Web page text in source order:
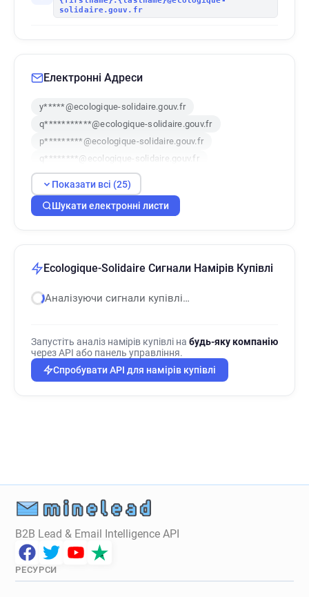
solidaire.gouv.fr
Електронні Адреси
y*****@ecologique-solidaire.gouv.fr
q***********@ecologique-solidaire.gouv.fr
p*********@ecologique-solidaire.gouv.fr
q********@ecologique-solidaire.gouv.fr
a********@ecologique-solidaire.gouv.fr
c******@ecologique-solidaire.gouv.fr
m**********@ecologique-solidaire.gouv.fr
d***********@ecologique-solidaire.gouv.fr
z********@ecologique-solidaire.gouv.fr
m*****@ecologique-solidaire.gouv.fr
o************@ecologique-solidaire.gouv.fr
j*****@ecologique-solidaire.gouv.fr
n******@ecologique-solidaire.gouv.fr
m********@ecologique-solidaire.gouv.fr
Показати всі (25)
Шукати електронні листи
Ecologique-Solidaire Сигнали Намірів Купівлі
Аналізуючи сигнали купівлі…
Запустіть аналіз намірів купівлі на будь-яку компанію
через API або панель управління.
Спробувати API для намірів купівлі
B2B Lead & Email Intelligence API
РЕСУРСИ